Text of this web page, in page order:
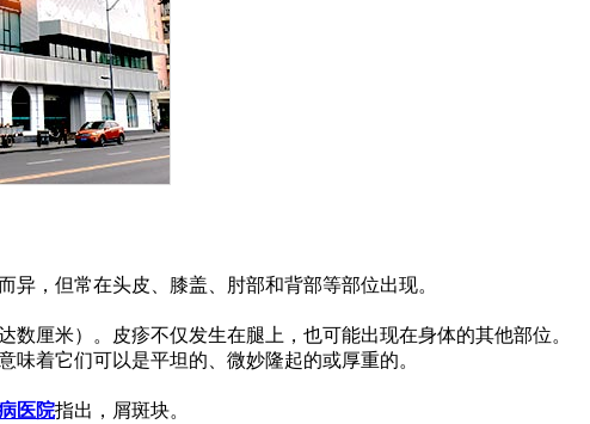
，但常在头皮、膝盖、肘部和背部等部位出现。
厘米）。皮疹不仅发生在腿上，也可能出现在身体的其他部位。
着它们可以是平坦的、微妙隆起的或厚重的。
医院指出，屑斑块。